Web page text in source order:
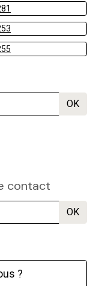
OK
contact
OK
?